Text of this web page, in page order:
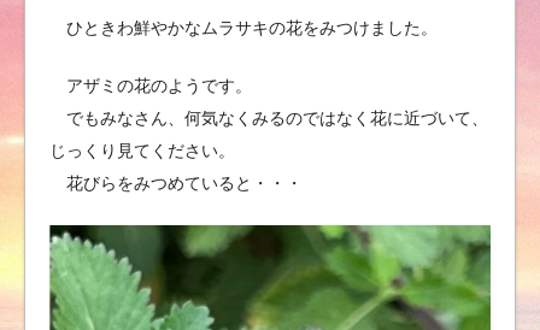
ひときわ鮮やかなムラサキの花をみつけました。
アザミの花のようです。
でもみなさん、何気なくみるのではなく花に近づいて、
じっくり見てください。
花びらをみつめていると・・・